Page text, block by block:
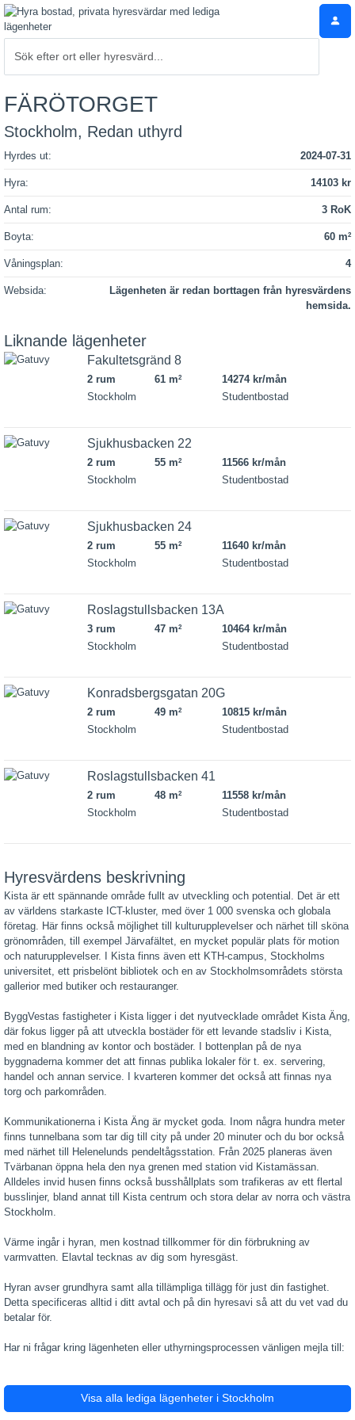
FÄRÖTORGET
Stockholm, Redan uthyrd
Hyrdes ut: 2024-07-31
Hyra: 14103 kr
Antal rum: 3 RoK
Boyta: 60 m2
Våningsplan: 4
Websida:
Lägenheten är redan borttagen från hyresvärdens
hemsida.
Liknande lägenheter
Fakultetsgränd 8
2 rum 61 m2
14274 kr/mån
Stockholm
Studentbostad
Sjukhusbacken 22
2 rum 55 m2
11566 kr/mån
Stockholm
Studentbostad
Sjukhusbacken 24
2 rum 55 m2
11640 kr/mån
Stockholm
Studentbostad
Roslagstullsbacken 13A
3 rum 47 m2
10464 kr/mån
Stockholm
Studentbostad
Konradsbergsgatan 20G
2 rum 49 m2
10815 kr/mån
Stockholm
Studentbostad
Roslagstullsbacken 41
2 rum 48 m2
11558 kr/mån
Stockholm
Studentbostad
Hyresvärdens beskrivning
Kista är ett spännande område fullt av utveckling och potential. Det är ett
av världens starkaste ICT-kluster, med över 1 000 svenska och globala
företag. Här finns också möjlighet till kulturupplevelser och närhet till sköna
grönområden, till exempel Järvafältet, en mycket populär plats för motion
och naturupplevelser. I Kista finns även ett KTH-campus, Stockholms
universitet, ett prisbelönt bibliotek och en av Stockholmsområdets största
gallerior med butiker och restauranger.
ByggVestas fastigheter i Kista ligger i det nyutvecklade området Kista Äng,
där fokus ligger på att utveckla bostäder för ett levande stadsliv i Kista,
med en blandning av kontor och bostäder. I bottenplan på de nya
byggnaderna kommer det att finnas publika lokaler för t. ex. servering,
handel och annan service. I kvarteren kommer det också att finnas nya
torg och parkområden.
Kommunikationerna i Kista Äng är mycket goda. Inom några hundra meter
finns tunnelbana som tar dig till city på under 20 minuter och du bor också
med närhet till Helenelunds pendeltågsstation. Från 2025 planeras även
Tvärbanan öppna hela den nya grenen med station vid Kistamässan.
Alldeles invid husen finns också busshållplats som trafikeras av ett flertal
busslinjer, bland annat till Kista centrum och stora delar av norra och västra
Stockholm.
Värme ingår i hyran, men kostnad tillkommer för din förbrukning av
varmvatten. Elavtal tecknas av dig som hyresgäst.
Hyran avser grundhyra samt alla tillämpliga tillägg för just din fastighet.
Detta specificeras alltid i ditt avtal och på din hyresavi så att du vet vad du
betalar för.
Har ni frågar kring lägenheten eller uthyrningsprocessen vänligen mejla till:
Visa alla lediga lägenheter i Stockholm